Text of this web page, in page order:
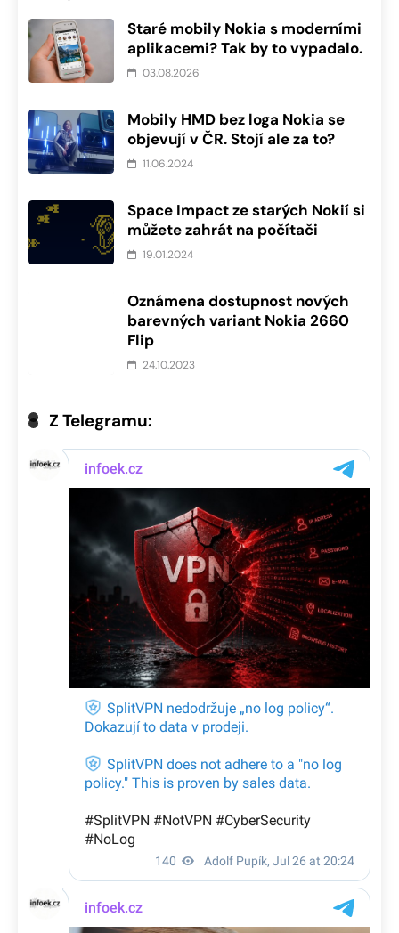
Staré mobily Nokia s moderními
aplikacemi? Tak by to vypadalo.
03.08.2026
Mobily HMD bez loga Nokia se
objevují v ČR. Stojí ale za to?
11.06.2024
Space Impact ze starých Nokií si
můžete zahrát na počítači
19.01.2024
Oznámena dostupnost nových
barevných variant Nokia 2660
Flip
24.10.2023
Z Telegramu: